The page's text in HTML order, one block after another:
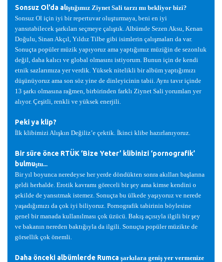
Sonsuz Ol’da alıştığımız Ziynet Sali tarzı mı bekliyor bizi?
Sonsuz Ol için iyi bir repertuvar oluşturmaya, beni en iyi
yansıtabilecek şarkıları seçmeye çalıştık. Albümde Sezen Aksu, Kenan
Doğulu, Sinan Akçıl, Yıldız Tilbe gibi isimlerin çalışmaları da var.
Sonuçta popüler müzik yapıyoruz ama yaptığımız müziğin de sezonluk
değil, daha kalıcı ve global olmasını istiyorum. Bunun için de kendi
etnik sazlarımıza yer verdik. Yüksek nitelikli bir albüm yaptığımızı
düşünüyoruz ama son söz yine de dinleyicinin tabii. Aynı tavır içinde
13 şarkı olmasına rağmen, birbirinden farklı Ziynet Sali yorumları yer
alıyor. Çeşitli, renkli ve yüksek enerjili.
Peki ya klip?
İlk klibimizi Alışkın Değiliz’e çektik. İkinci klibe hazırlanıyoruz.
Bir süre önce RTÜK ‘Bize Yeter’ klibinizi ‘pornografik’
bulmuştu...
Bir yıl boyunca neredeyse her yerde döndükten sonra akılları başlarına
geldi herhalde. Erotik kavramı göreceli birşey ama kimse kendini o
şekilde de yansıtmak istemez. Sonuçta bu ülkede yaşıyoruz ve nerede
yaşadığımızı da çok iyi biliyoruz. Pornografik tabirinin böylesine
genel bir manada kullanılması çok üzücü. Bakış açısıyla ilgili birşey
ve bakanın nereden baktığıyla da ilgili. Sonuçta popüler müzikte de
görsellik çok önemli.
Daha önceki albümlerde Rumca şarkılara geniş yer vermenize